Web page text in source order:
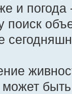
и
поиск